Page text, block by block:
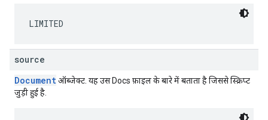
LIMITED
source
Documentऑब्जेक्ट. यह उस Docs फ़ाइल के बारे में बताता है जिससे स्क्रिप्ट
जुड़ी हुई है.